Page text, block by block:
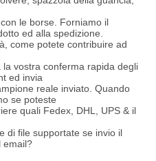
le borse. Forniamo il
ed alla spedizione.
come potete contribuire ad
vostra conferma rapida degli
ed invia
reale inviato. Quando
se poteste
quali Fedex, DHL, UPS & il
di file supportate se invio il
email?